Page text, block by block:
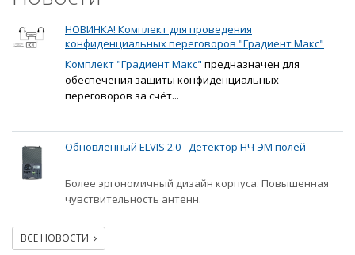
НОВИНКА! Комплект для проведения
конфиденциальных переговоров "Градиент Макс"
Комплект "Градиент Макс" предназначен для
обеспечения защиты конфиденциальных
переговоров за счёт...
Обновленный ELVIS 2.0 - Детектор НЧ ЭМ полей
Более эргономичный дизайн корпуса. Повышенная
чувствительность антенн.
ВСЕ НОВОСТИ